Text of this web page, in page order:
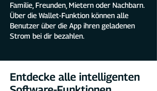
Familie, Freunden, Mietern oder Nachbarn.
Über die Wallet-Funktion können alle
Benutzer über die App ihren geladenen
Strom bei dir bezahlen.
Entdecke alle intelligenten